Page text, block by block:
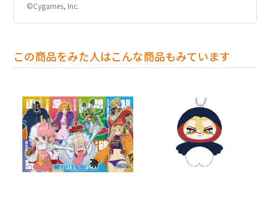
©Cygames, Inc.
この商品をみた人はこんな商品もみています